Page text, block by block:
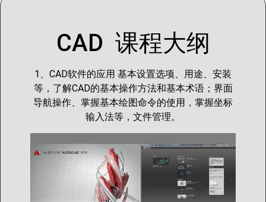
CAD 课程大纲
1、CAD软件的应用 基本设置选项、用途、安装
等，了解CAD的基本操作方法和基本术语；界面
导航操作、掌握基本绘图命令的使用，掌握坐标
输入法等，文件管理。